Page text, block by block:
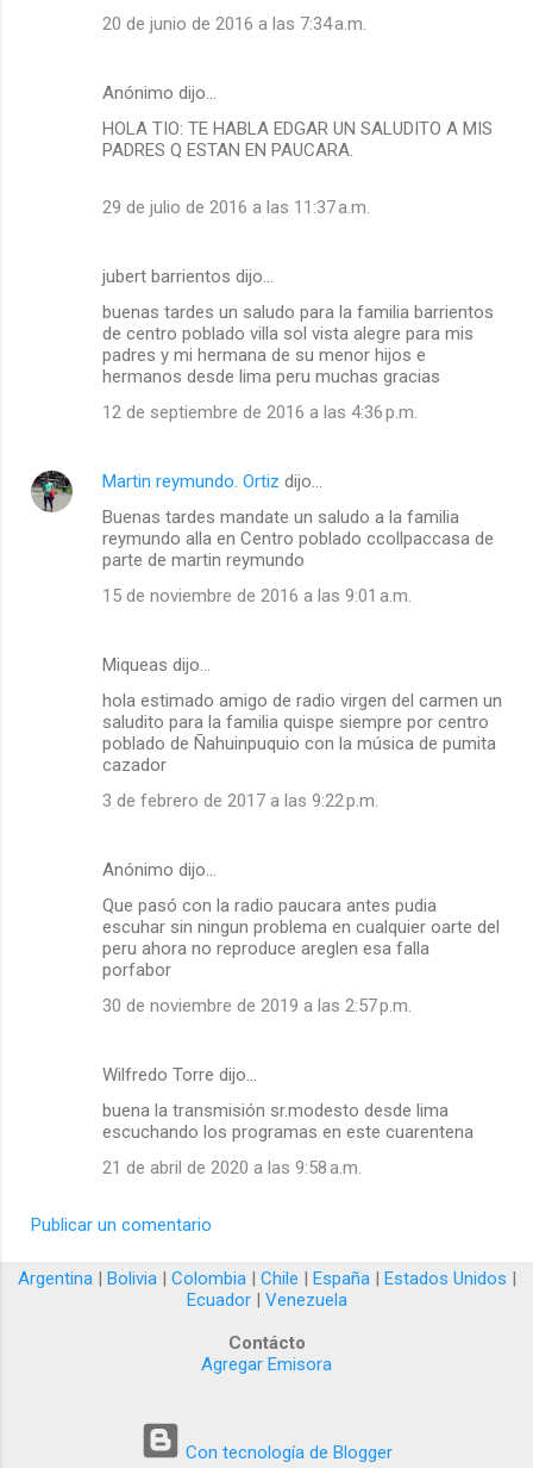
20 de junio de 2016 a las 7:34 a.m.
Anónimo dijo…
HOLA TIO: TE HABLA EDGAR UN SALUDITO A MIS
PADRES Q ESTAN EN PAUCARA.
29 de julio de 2016 a las 11:37 a.m.
jubert barrientos dijo…
buenas tardes un saludo para la familia barrientos
de centro poblado villa sol vista alegre para mis
padres y mi hermana de su menor hijos e
hermanos desde lima peru muchas gracias
12 de septiembre de 2016 a las 4:36 p.m.
Martin reymundo. Ortiz dijo…
Buenas tardes mandate un saludo a la familia
reymundo alla en Centro poblado ccollpaccasa de
parte de martin reymundo
15 de noviembre de 2016 a las 9:01 a.m.
Miqueas dijo…
hola estimado amigo de radio virgen del carmen un
saludito para la familia quispe siempre por centro
poblado de Ñahuinpuquio con la música de pumita
cazador
3 de febrero de 2017 a las 9:22 p.m.
Anónimo dijo…
Que pasó con la radio paucara antes pudia
escuhar sin ningun problema en cualquier oarte del
peru ahora no reproduce areglen esa falla
porfabor
30 de noviembre de 2019 a las 2:57 p.m.
Wilfredo Torre dijo…
buena la transmisión sr.modesto desde lima
escuchando los programas en este cuarentena
21 de abril de 2020 a las 9:58 a.m.
Publicar un comentario
Argentina| Bolivia| Colombia| Chile | España| Estados Unidos |
Ecuador| Venezuela
Contácto
Agregar Emisora
Con tecnología de Blogger